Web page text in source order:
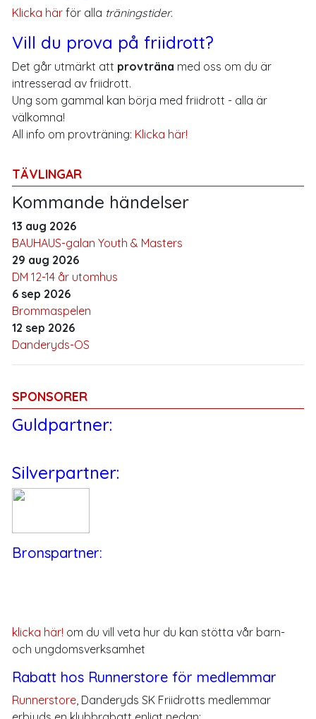
Klicka här för alla träningstider.
Vill du prova på friidrott?
Det går utmärkt att provträna med oss om du är
intresserad av friidrott.
Ung som gammal kan börja med friidrott - alla är
välkomna!
All info om provträning: Klicka här!
TÄVLINGAR
Kommande händelser
13 aug 2026
BAUHAUS-galan Youth & Masters
29 aug 2026
DM 12-14 år utomhus
6 sep 2026
Brommaspelen
12 sep 2026
Danderyds-OS
SPONSORER
Guldpartner:
Silverpartner:
Bronspartner:
klicka här! om du vill veta hur du kan stötta vår barn-
och ungdomsverksamhet
Rabatt hos Runnerstore för medlemmar
Runnerstore , Danderyds SK Friidrotts medlemmar